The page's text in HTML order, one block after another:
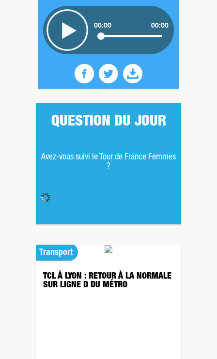
00:00 00:00
QUESTION DU JOUR
Avez-vous suivi le Tour de France Femmes
?
Transport
TCL À LYON : RETOUR À LA NORMALE
SUR LIGNE D DU MÉTRO